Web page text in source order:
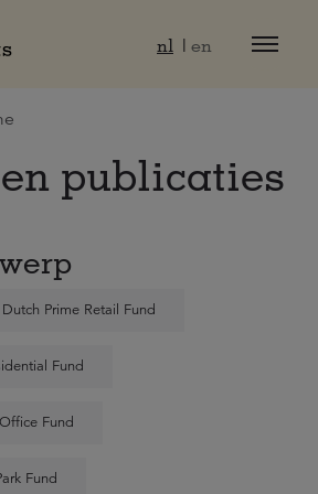
nl en
publicaties
Dutch Prime Retail Fund
Fund
Fund
Fund